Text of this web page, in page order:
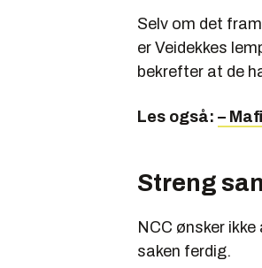
Selv om det
er Veidekkes
bekrefter at de
Les også: –
Streng
NCC ønsker
saken ferdig.